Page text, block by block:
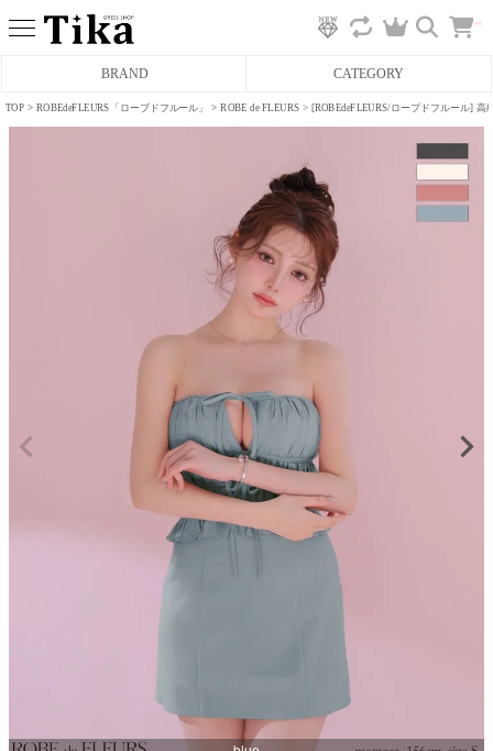
BRAND CATEGORY
タイトロングドレス
Aラインロングドレス
へ
TOP ROBEdeFLEURS「ローブドフルール」 ROBE de FLEURS [ROBEdeFLEURS/ローブドフルール]